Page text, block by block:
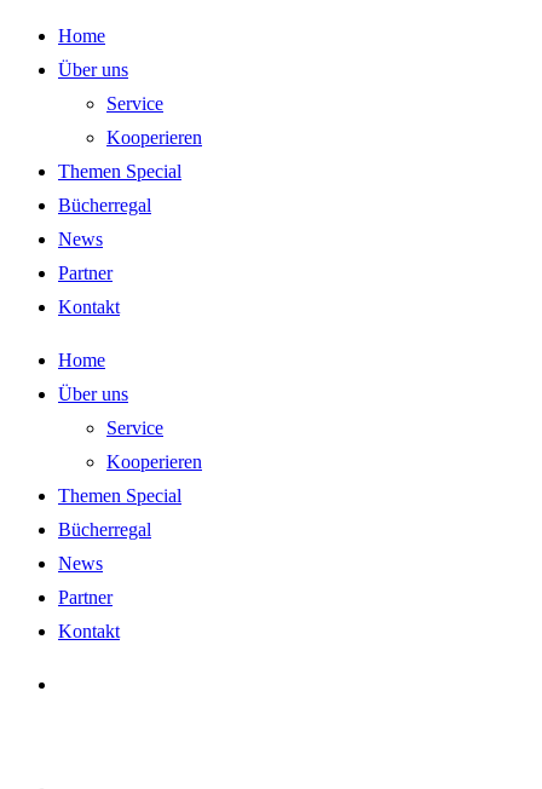
Zum
Inhalt
Home
Über uns
Service
Kooperieren
Themen Special
Bücherregal
News
Partner
Kontakt
Home
Über uns
Service
Kooperieren
Themen Special
Bücherregal
News
Partner
Kontakt